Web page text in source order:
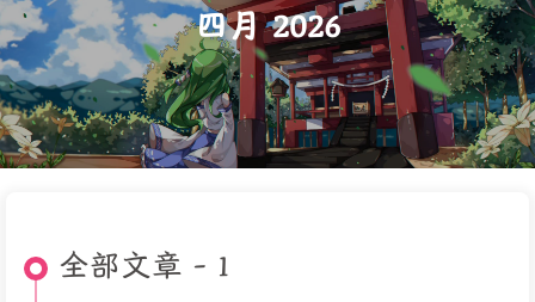
四月 2026
全部文章 - 1